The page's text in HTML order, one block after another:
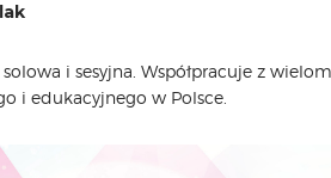
i sesyjna. Współpracuje z
i edukacyjnego w Polsce.